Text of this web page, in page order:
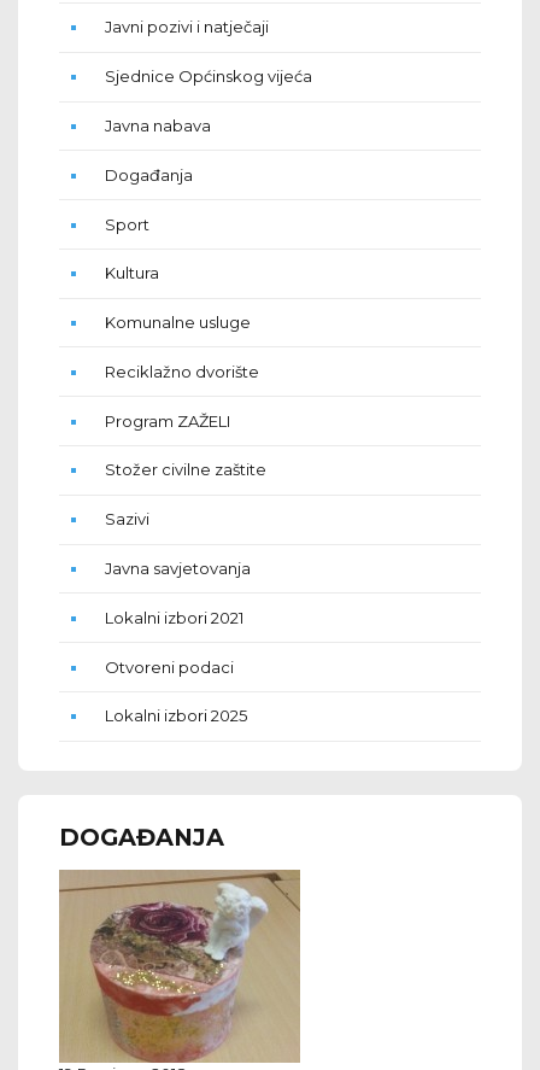
Javni pozivi i natječaji
Sjednice Općinskog vijeća
Javna nabava
Događanja
Sport
Kultura
Komunalne usluge
Reciklažno dvorište
Program ZAŽELI
Stožer civilne zaštite
Sazivi
Javna savjetovanja
Lokalni izbori 2021
Otvoreni podaci
Lokalni izbori 2025
DOGAĐANJA